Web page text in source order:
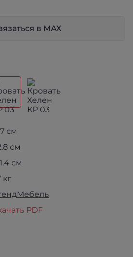
в МАХ
см
см
см
кг
PDF